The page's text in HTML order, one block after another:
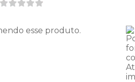
esse produto.